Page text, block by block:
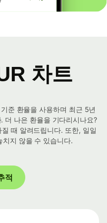
차트
준 환율을 사용하며 최근 5년
더 나은 환율을 기다리시나요?
때 알려드립니다. 또한, 일일
치지 않을 수 있습니다.
적